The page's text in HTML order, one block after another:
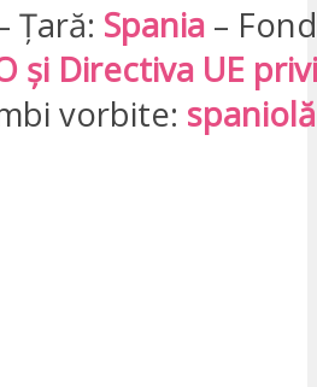
Țară: Spania –
și Directiva UE
vorbite: